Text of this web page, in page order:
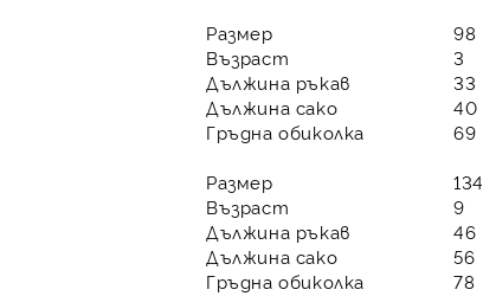
Размер
98
Възраст
3
Дължина ръкав
33
Дължина сако
40
Гръдна обиколка
69
Размер
134
Възраст
9
Дължина ръкав
46
Дължина сако
56
Гръдна обиколка
78